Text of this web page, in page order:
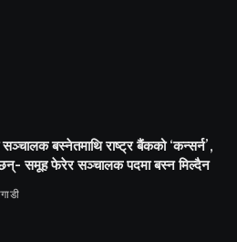
बस्नेतमाथि राष्ट्र बैंकको ‘कन्सर्न’,
समूह फेरेर सञ्चालक पदमा बस्न मिल्दैन